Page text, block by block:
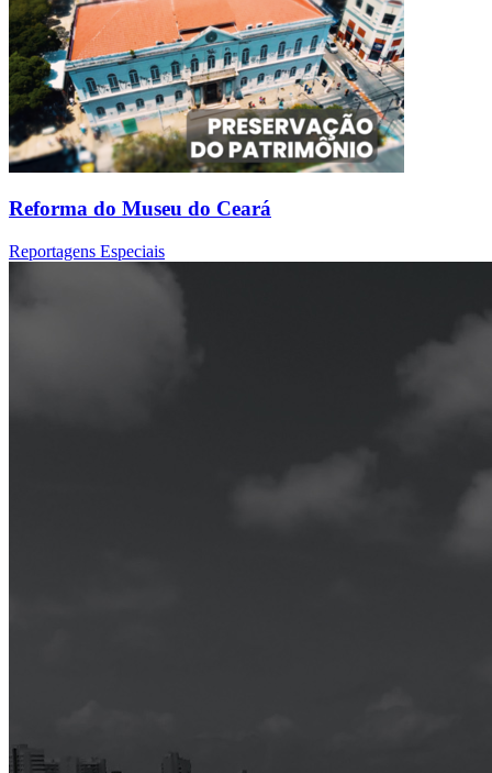
Reforma do Museu do Ceará
Reportagens Especiais